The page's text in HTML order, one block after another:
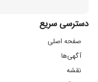
دسترسی سریع
صفحه اصلی
آگهی‌ها
نقشه